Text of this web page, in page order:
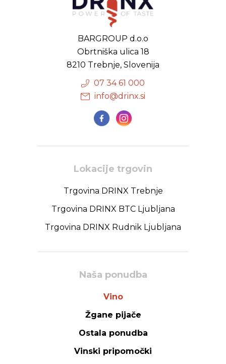
BARGROUP d.o.o
Obrtniška ulica 18
8210 Trebnje, Slovenija
07 34 61 000
info@drinx.si
Lokacije trgovin
Trgovina DRINX Trebnje
Trgovina DRINX BTC Ljubljana
Trgovina DRINX Rudnik Ljubljana
Naša ponudba
Vino
Žgane pijače
Ostala ponudba
Vinski pripomočki